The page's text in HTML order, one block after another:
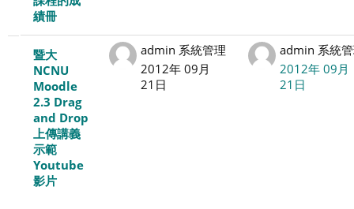
績冊
暨大
NCNU
Moodle
2.3 Drag
and Drop
上傳講義
示範
Youtube
影片
admin 系統管理
2012年 09月
21日
admin 系統
2012年 09月
21日